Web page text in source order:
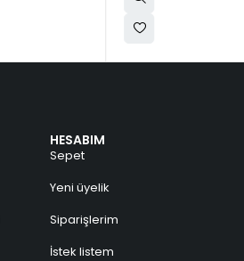
HESABIM
Sepet
Yeni üyelik
Siparişlerim
İstek listem